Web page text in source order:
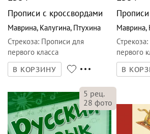
Прописи с кроссвордами
Маврина, Калугина, Птухина
Стрекоза: Прописи для
первого класса
В КОРЗИНУ
Маврина,
Стрекоза:
первого
В
5 рец.
28 фото